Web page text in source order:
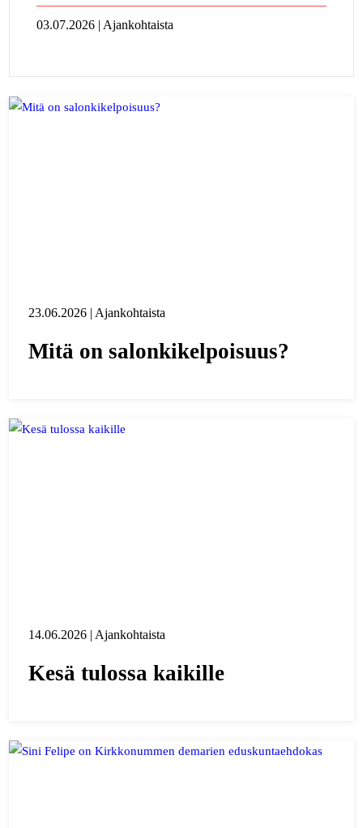
03.07.2026 | Ajankohtaista
23.06.2026 | Ajankohtaista
Mitä on salonkikelpoisuus?
14.06.2026 | Ajankohtaista
Kesä tulossa kaikille